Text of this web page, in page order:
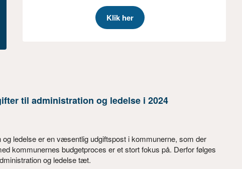
Klik her
til administration og ledelse i 2024
og ledelse er en væsentlig udgiftspost i kommunerne, som der
kommunernes budgetproces er et stort fokus på. Derfor følges
og ledelse tæt.